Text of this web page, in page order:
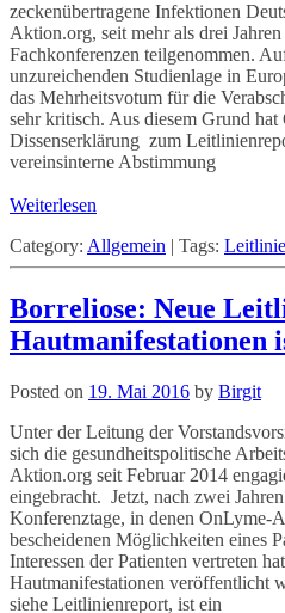
zeckenübertragene Infektionen
Aktion.org, seit mehr als drei
Fachkonferenzen teilgenommen.
unzureichenden Studienlage in
das Mehrheitsvotum für die
sehr kritisch. Aus diesem Grund
Dissenserklärung zum
vereinsinterne Abstimmung
Weiterlesen
Category: Allgemein | Tags:
Borreliose: Neue
Hautmanifestationen
Posted on 19. Mai 2016 by Birgit
Unter der Leitung der
sich die gesundheitspolitische
Aktion.org seit Februar 2014
eingebracht. Jetzt, nach zwei
Konferenztage, in denen OnLyme-
bescheidenen Möglichkeiten eines
Interessen der Patienten vertreten
Hautmanifestationen veröffentlicht
siehe Leitlinienreport, ist ein